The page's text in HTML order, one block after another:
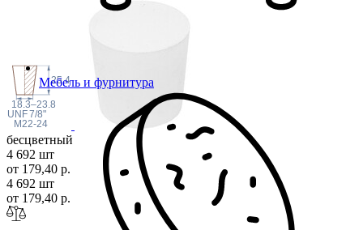
Мебель и фурнитура
25.4
18.3–23.8
M22-24
UNF7/8"
бесцветный
4 692 шт
от 179,40 р.
4 692 шт
от 179,40 р.